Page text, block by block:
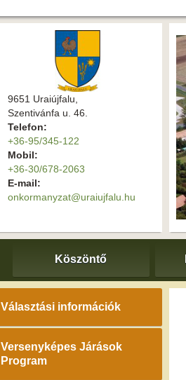
9651 Uraiújfalu,
Szentivánfa u. 46.
Telefon:
+36-95/345-122
Mobil:
+36-30/678-2063
E-mail:
onkormanyzat@uraiujfalu.hu
Köszöntő
Választási információk
Versenyképes Járások
Program